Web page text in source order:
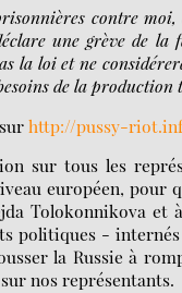
contre
une grève de
la loi et ne
de la production
http://pussy-
sur tous les
européen, pour
Tolokonnikova et
politiques -
la Russie à
nos représentants.